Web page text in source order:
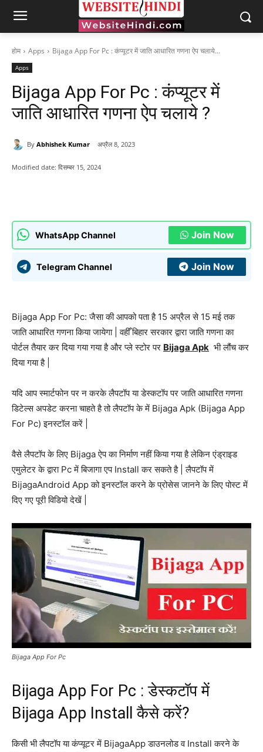
होम Apps Bijaga App For Pc : कंप्यूटर में जाति आधारित गणना ऐप चलाये...
Apps
Bijaga App For Pc : कंप्यूटर में
जाति आधारित गणना ऐप चलाये ?
By Abhishek Kumar अप्रैल 8, 2023
Modified date: दिसम्बर 15, 2024
WhatsApp Channel Join Now
Telegram Channel Join Now
Bijaga App For Pc: जैसा की आपको पता है 15 अप्रैल से 15 मई तक
जाति आधारित गणना किया जायेगा | वहीँ बिहार सरकार द्वारा जाति गणना का
पोर्टल तैयार कर दिया गया गया है और प्ले स्टोर पर Bijaga Apk भी लौंच कर
दिया गया है |
यदि आप स्मार्टफोन पर न करके लैपटॉप या डेस्कटॉप पर जाति आधारित गणना
डिटेल्स अपडेट करना चाहते है तो लैपटॉप के में Bijaga Apk (Bijaga App
For Pc) इनस्टॉल करें |
वैसे लैपटॉप के लिए Bijaga ऐप का निर्माण नहीं किया गया है लेकिन एंड्राइड
एमुलेटर के द्वारा Pc में बिजागा एप Install कर सकते है | लैपटॉप में
BijagaAndroid App को इनस्टॉल करने के प्रोसेस जानने के लिए पोस्ट में
दिए गए पूरी विडियो देखें |
Bijaga App For Pc
Bijaga App For Pc : डेस्कटॉप में
Bijaga App Install कैसे करें?
किसी भी लैपटॉप या कंप्यूटर में BijagaApp डाउनलोड व Install करने के